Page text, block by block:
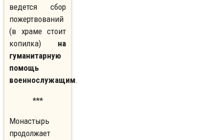
ведется сбор
пожертвований
(в храме стоит
копилка) на
гуманитарную
помощь
военнослужащим.
***
Монастырь
продолжает